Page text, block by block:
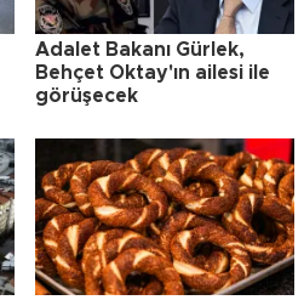
Adalet Bakanı Gürlek,
Behçet Oktay'ın ailesi ile
görüşecek